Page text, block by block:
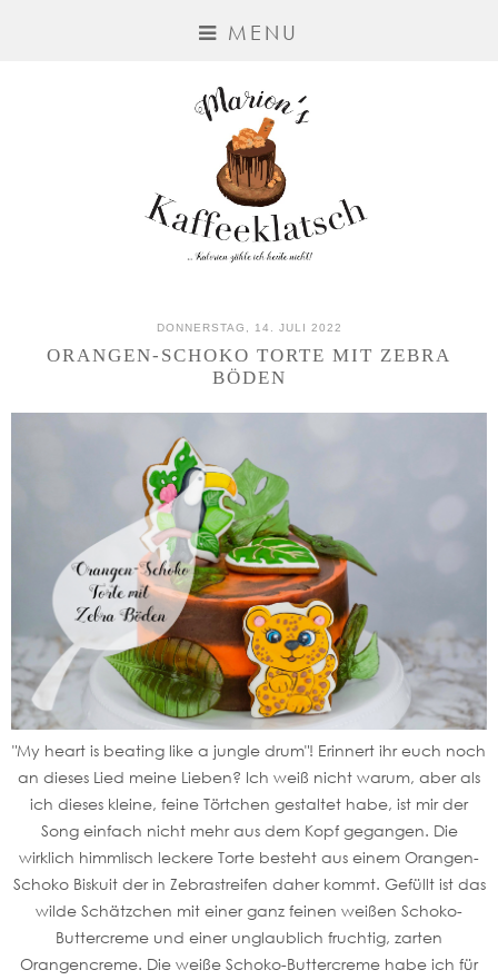
MENU
DONNERSTAG, 14. JULI 2022
ORANGEN-SCHOKO TORTE MIT ZEBRA
BÖDEN
"My heart is beating like a jungle drum"! Erinnert ihr euch noch
an dieses Lied meine Lieben? Ich weiß nicht warum, aber als
ich dieses kleine, feine Törtchen gestaltet habe, ist mir der
Song einfach nicht mehr aus dem Kopf gegangen. Die
wirklich himmlisch leckere Torte besteht aus einem Orangen-
Schoko Biskuit der in Zebrastreifen daher kommt. Gefüllt ist das
wilde Schätzchen mit einer ganz feinen weißen Schoko-
Buttercreme und einer unglaublich fruchtig, zarten
Orangencreme. Die weiße Schoko-Buttercreme habe ich für